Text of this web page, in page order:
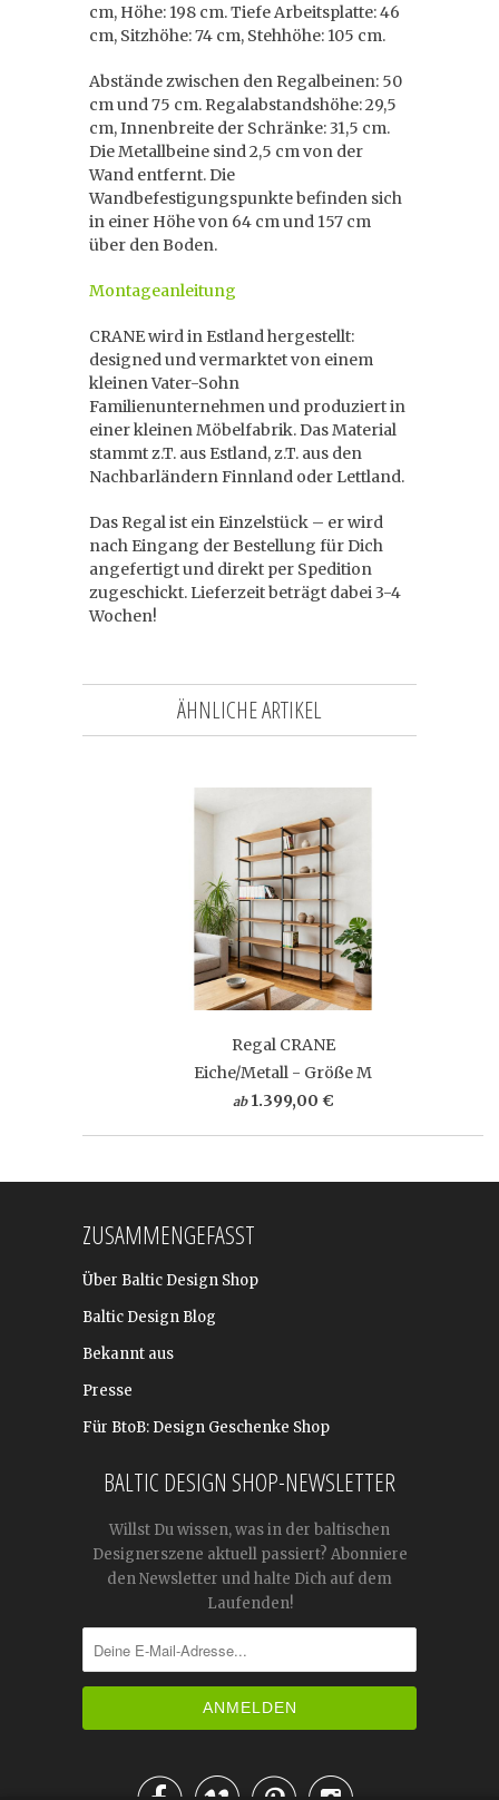
cm, Höhe: 198 cm. Tiefe Arbeitsplatte: 46
cm, Sitzhöhe: 74 cm, Stehhöhe: 105 cm.
Abstände zwischen den Regalbeinen: 50
cm und 75 cm. Regalabstandshöhe: 29,5
cm, Innenbreite der Schränke: 31,5 cm.
Die Metallbeine sind 2,5 cm von der
Wand entfernt. Die
Wandbefestigungspunkte befinden sich
in einer Höhe von 64 cm und 157 cm
über den Boden.
Montageanleitung
CRANE wird in Estland hergestellt:
designed und vermarktet von einem
kleinen Vater-Sohn
Familienunternehmen und produziert in
einer kleinen Möbelfabrik. Das Material
stammt z.T. aus Estland, z.T. aus den
Nachbarländern Finnland oder Lettland.
Das Regal ist ein Einzelstück – er wird
nach Eingang der Bestellung für Dich
angefertigt und direkt per Spedition
zugeschickt. Lieferzeit beträgt dabei 3-4
Wochen!
ÄHNLICHE ARTIKEL
Regal CRANE
Eiche/Metall - Größe M
ab 1.399,00 €
ZUSAMMENGEFASST
Über Baltic Design Shop
Baltic Design Blog
Bekannt aus
Presse
Für BtoB: Design Geschenke Shop
BALTIC DESIGN SHOP-NEWSLETTER
Willst Du wissen, was in der baltischen
Designerszene aktuell passiert? Abonniere
den Newsletter und halte Dich auf dem
Laufenden!